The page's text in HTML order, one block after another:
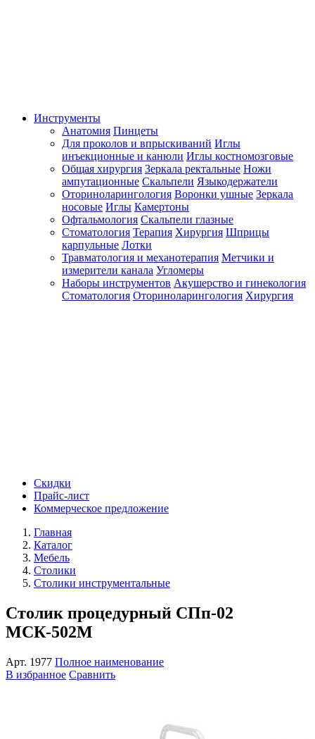
Инструменты
Анатомия Пинцеты
Для проколов и впрыскиваний Иглы
инъекционные и канюли Иглы костномозговые
Общая хирургия Зеркала ректальные Ножи
ампутационные Скальпели Языкодержатели
Оториноларингология Воронки ушные Зеркала
носовые Иглы Камертоны
Офтальмология Скальпели глазные
Стоматология Терапия Хирургия Шприцы
карпульные Лотки
Травматология и механотерапия Метчики и
измерители канала Угломеры
Наборы инструментов Акушерство и гинекология
Стоматология Оториноларингология Хирургия
Скидки
Прайс-лист
Коммерческое предложение
Главная
Каталог
Мебель
Столики
Столики инструментальные
Столик процедурный СПп-02
МСК-502М
Арт. 1977 Полное наименование
В избранное Сравнить